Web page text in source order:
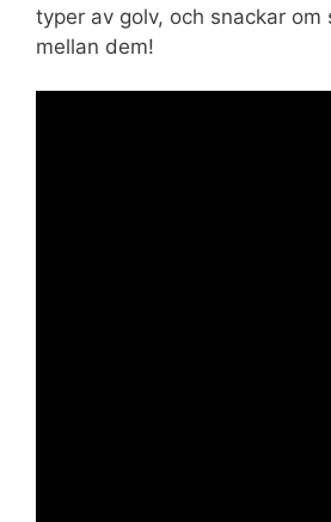
typer av golv, och snackar om
mellan dem!